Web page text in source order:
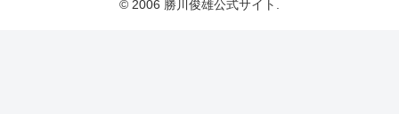
© 2006 勝川俊雄公式サイト.